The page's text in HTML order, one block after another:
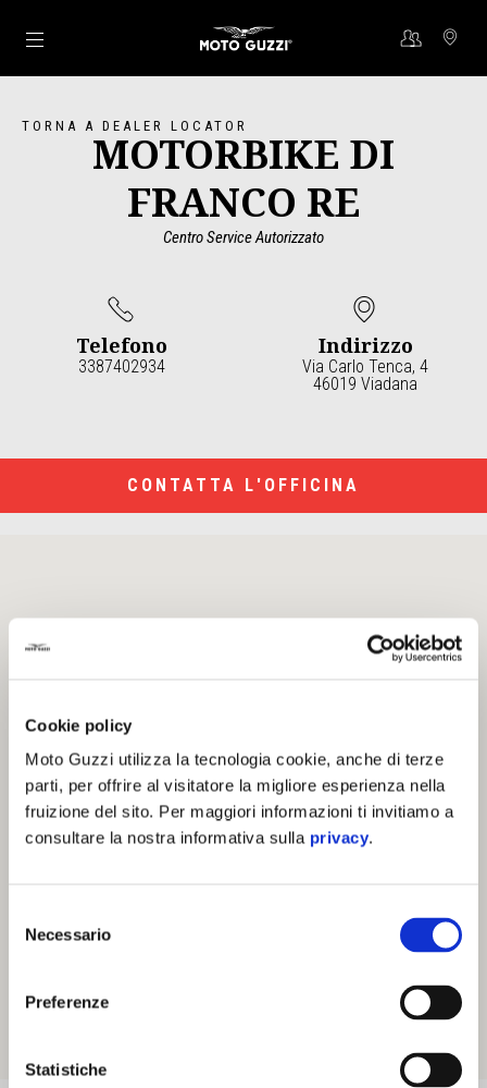
Cookie policy
Moto Guzzi utilizza la tecnologia cookie, anche di terze
parti, per offrire al visitatore la migliore esperienza nella
fruizione del sito. Per maggiori informazioni ti invitiamo a
consultare la nostra informativa sulla privacy.
delNecessario
Preferenze
Statistiche
Vai al contenuto principale
TORNA A DEALER LOCATOR
MOTORBIKE DI
FRANCO RE
Centro Service Autorizzato
Telefono
3387402934
Indirizzo
Via Carlo Tenca, 4
46019 Viadana
CONTATTA L'OFFICINA